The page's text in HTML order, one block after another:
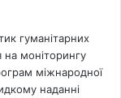
гуманітарних
на моніторингу
міжнародної
наданні